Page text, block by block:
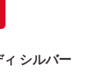
シルバー